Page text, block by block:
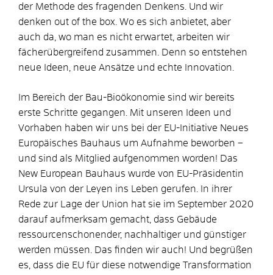
der Methode des fragenden Denkens. Und wir
denken out of the box. Wo es sich anbietet, aber
auch da, wo man es nicht erwartet, arbeiten wir
fächerübergreifend zusammen. Denn so entstehen
neue Ideen, neue Ansätze und echte Innovation.
Im Bereich der Bau-Bioökonomie sind wir bereits
erste Schritte gegangen. Mit unseren Ideen und
Vorhaben haben wir uns bei der EU-Initiative Neues
Europäisches Bauhaus um Aufnahme beworben –
und sind als Mitglied aufgenommen worden! Das
New European Bauhaus wurde von EU-Präsidentin
Ursula von der Leyen ins Leben gerufen. In ihrer
Rede zur Lage der Union hat sie im September 2020
darauf aufmerksam gemacht, dass Gebäude
ressourcenschonender, nachhaltiger und günstiger
werden müssen. Das finden wir auch! Und begrüßen
es, dass die EU für diese notwendige Transformation